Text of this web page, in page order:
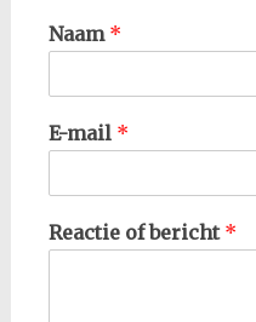
Naam *
E-mail *
Reactie of bericht *